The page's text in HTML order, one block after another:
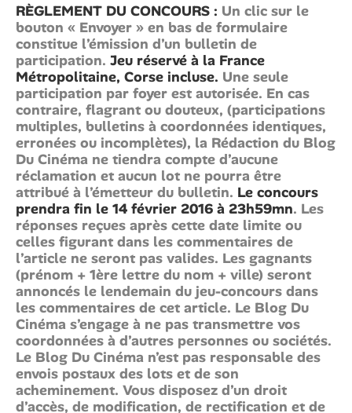
RÈGLEMENT DU CONCOURS : Un clic sur le
bouton « Envoyer » en bas de formulaire
constitue l’émission d’un bulletin de
participation. Jeu réservé à la France
Métropolitaine, Corse incluse. Une seule
participation par foyer est autorisée. En cas
contraire, flagrant ou douteux, (participations
multiples, bulletins à coordonnées identiques,
erronées ou incomplètes), la Rédaction du Blog
Du Cinéma ne tiendra compte d’aucune
réclamation et aucun lot ne pourra être
attribué à l’émetteur du bulletin. Le concours
prendra fin le 14 février 2016 à 23h59mn. Les
réponses reçues après cette date limite ou
celles figurant dans les commentaires de
l’article ne seront pas valides. Les gagnants
(prénom + 1ère lettre du nom + ville) seront
annoncés le lendemain du jeu-concours dans
les commentaires de cet article. Le Blog Du
Cinéma s’engage à ne pas transmettre vos
coordonnées à d’autres personnes ou sociétés.
Le Blog Du Cinéma n’est pas responsable des
envois postaux des lots et de son
acheminement. Vous disposez d’un droit
d’accès, de modification, de rectification et de